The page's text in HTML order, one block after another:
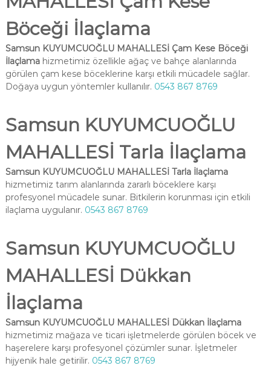
Böceği İlaçlama
Samsun KUYUMCUOĞLU MAHALLESİ Çam Kese Böceği
İlaçlamahizmetimiz özellikle ağaç ve bahçe alanlarında
görülen çam kese böceklerine karşı etkili mücadele sağlar.
Doğaya uygun yöntemler kullanılır. 0543 867 8769
Samsun KUYUMCUOĞLU
MAHALLESİ Tarla İlaçlama
Samsun KUYUMCUOĞLU MAHALLESİ Tarla İlaçlama
hizmetimiz tarım alanlarında zararlı böceklere karşı
profesyonel mücadele sunar. Bitkilerin korunması için etkili
ilaçlama uygulanır. 0543 867 8769
Samsun KUYUMCUOĞLU
MAHALLESİ Dükkan
İlaçlama
Samsun KUYUMCUOĞLU MAHALLESİ Dükkan İlaçlama
hizmetimiz mağaza ve ticari işletmelerde görülen böcek ve
haşerelere karşı profesyonel çözümler sunar. İşletmeler
hijyenik hale getirilir. 0543 867 8769